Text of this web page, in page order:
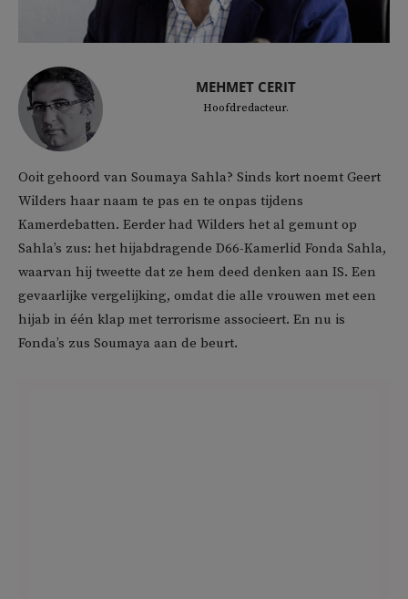
MEHMET CERIT
Hoofdredacteur.
Ooit gehoord van Soumaya Sahla? Sinds kort noemt Geert
Wilders haar naam te pas en te onpas tijdens
Kamerdebatten. Eerder had Wilders het al gemunt op
Sahla’s zus: het hijabdragende D66-Kamerlid Fonda Sahla,
waarvan hij tweette dat ze hem deed denken aan IS. Een
gevaarlijke vergelijking, omdat die alle vrouwen met een
hijab in één klap met terrorisme associeert. En nu is
Fonda’s zus Soumaya aan de beurt.